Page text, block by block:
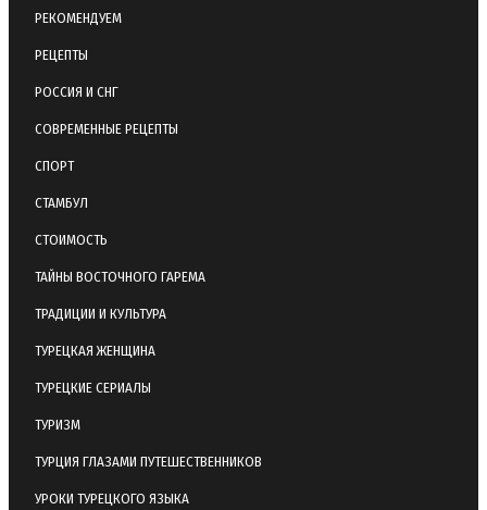
РЕКОМЕНДУЕМ
РЕЦЕПТЫ
РОССИЯ И СНГ
СОВРЕМЕННЫЕ РЕЦЕПТЫ
СПОРТ
СТАМБУЛ
СТОИМОСТЬ
ТАЙНЫ ВОСТОЧНОГО ГАРЕМА
ТРАДИЦИИ И КУЛЬТУРА
ТУРЕЦКАЯ ЖЕНЩИНА
ТУРЕЦКИЕ СЕРИАЛЫ
ТУРИЗМ
ТУРЦИЯ ГЛАЗАМИ ПУТЕШЕСТВЕННИКОВ
УРОКИ ТУРЕЦКОГО ЯЗЫКА